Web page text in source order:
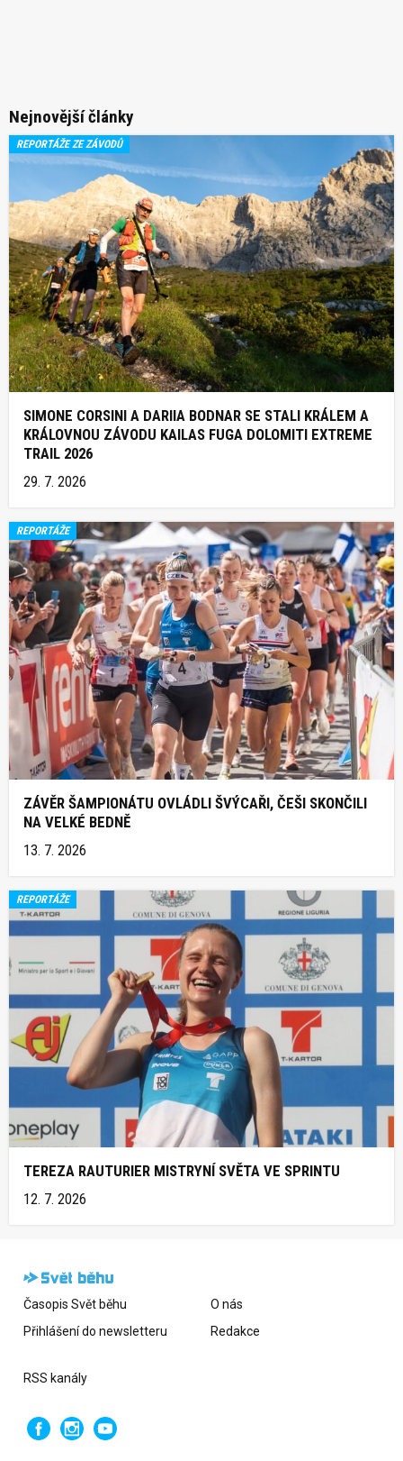
Nejnovější články
REPORTÁŽE ZE ZÁVODŮ
SIMONE CORSINI A DARIIA BODNAR SE STALI KRÁLEM A
KRÁLOVNOU ZÁVODU KAILAS FUGA DOLOMITI EXTREME
TRAIL 2026
29. 7. 2026
REPORTÁŽE
ZÁVĚR ŠAMPIONÁTU OVLÁDLI ŠVÝCAŘI, ČEŠI SKONČILI
NA VELKÉ BEDNĚ
13. 7. 2026
REPORTÁŽE
TEREZA RAUTURIER MISTRYNÍ SVĚTA VE SPRINTU
12. 7. 2026
Časopis Svět běhu
Přihlášení do newsletteru
O nás
Redakce
RSS kanály